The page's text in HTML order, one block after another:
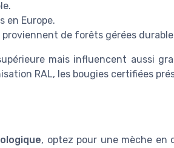
en Europe.
de forêts gérées
mais influencent aussi
RAL, les bougies certifiées
, optez pour une mèche en